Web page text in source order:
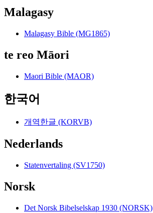
Malagasy
Malagasy Bible (MG1865)
te reo Māori
Maori Bible (MAOR)
한국어
개역한글 (KORVB)
Nederlands
Statenvertaling (SV1750)
Norsk
Det Norsk Bibelselskap 1930 (NORSK)